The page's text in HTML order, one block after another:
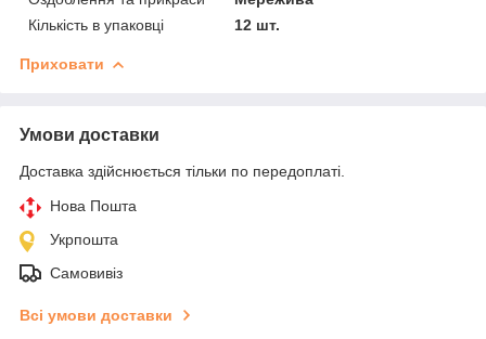
Кількість в упаковці
12 шт.
Приховати
Умови доставки
Доставка здійснюється тільки по передоплаті.
Нова Пошта
Укрпошта
Самовивіз
Всі умови доставки